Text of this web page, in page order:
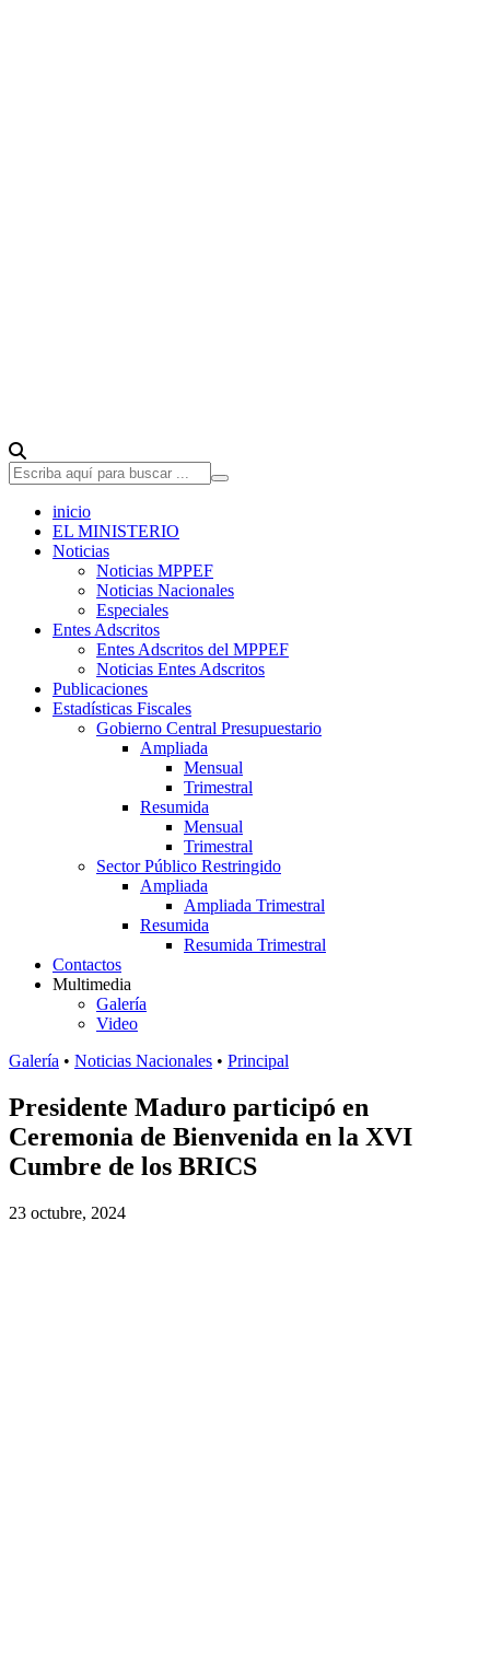
inicio
EL MINISTERIO
Noticias
Noticias MPPEF
Noticias Nacionales
Especiales
Entes Adscritos
Entes Adscritos del MPPEF
Noticias Entes Adscritos
Publicaciones
Estadísticas Fiscales
Gobierno Central Presupuestario
Ampliada
Mensual
Trimestral
Resumida
Mensual
Trimestral
Sector Público Restringido
Ampliada
Ampliada Trimestral
Resumida
Resumida Trimestral
Contactos
Multimedia
Galería
Video
Galería • Noticias Nacionales • Principal
Presidente Maduro participó en
Ceremonia de Bienvenida en la XVI
Cumbre de los BRICS
23 octubre, 2024